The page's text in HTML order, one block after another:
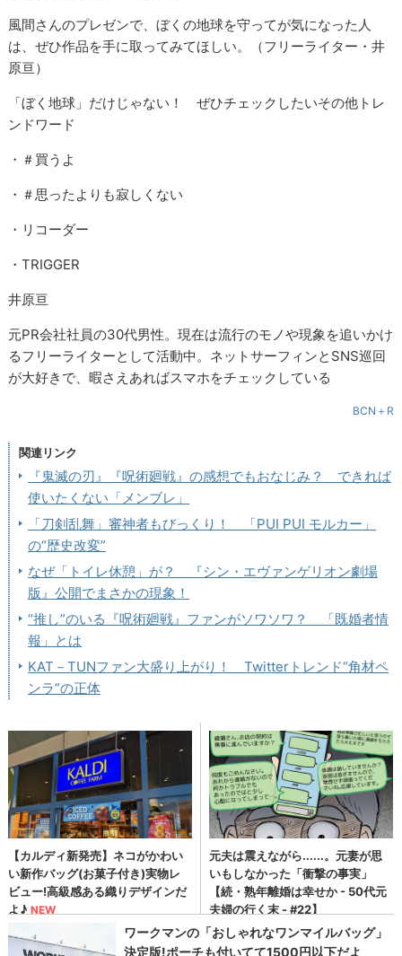
風間さんのプレゼンで、ぼくの地球を守ってが気になった人
は、ぜひ作品を手に取ってみてほしい。（フリーライター・井
原亘）
「ぼく地球」だけじゃない！ ぜひチェックしたいその他トレ
ンドワード
・＃買うよ
・＃思ったよりも寂しくない
・リコーダー
・TRIGGER
井原亘
元PR会社社員の30代男性。現在は流行のモノや現象を追いかけ
るフリーライターとして活動中。ネットサーフィンとSNS巡回
が大好きで、暇さえあればスマホをチェックしている
BCN＋R
関連リンク
『鬼滅の刃』『呪術廻戦』の感想でもおなじみ？ できれば
使いたくない「メンブレ」
「刀剣乱舞」審神者もびっくり！ 「PUI PUI モルカー」
の“歴史改変”
なぜ「トイレ休憩」が？ 『シン・エヴァンゲリオン劇場
版』公開でまさかの現象！
“推し”のいる『呪術廻戦』ファンがソワソワ？ 「既婚者情
報」とは
KAT－TUNファン大盛り上がり！ Twitterトレンド“角材ペ
ンラ”の正体